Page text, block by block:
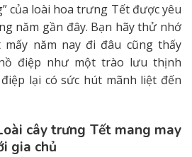
của loài hoa trưng Tết được yêu
năm gần đây. Bạn hãy thử nhớ
mấy năm nay đi đâu cũng thấy
điệp như một trào lưu thịnh
lại có sức hút mãnh liệt đến
cây trưng Tết mang may
gia chủ